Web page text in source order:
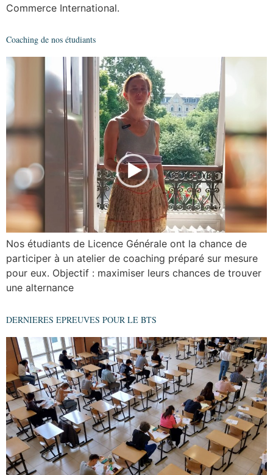
Commerce International.
Coaching de nos étudiants
Nos étudiants de Licence Générale ont la chance de
participer à un atelier de coaching préparé sur mesure
pour eux. Objectif : maximiser leurs chances de trouver
une alternance
DERNIERES EPREUVES POUR LE BTS